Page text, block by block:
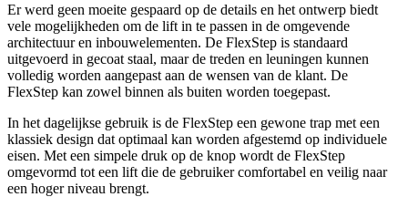
Er werd geen moeite gespaard op de details en het ontwerp biedt
vele mogelijkheden om de lift in te passen in de omgevende
architectuur en inbouwelementen. De FlexStep is standaard
uitgevoerd in gecoat staal, maar de treden en leuningen kunnen
volledig worden aangepast aan de wensen van de klant. De
FlexStep kan zowel binnen als buiten worden toegepast.
In het dagelijkse gebruik is de FlexStep een gewone trap met een
klassiek design dat optimaal kan worden afgestemd op individuele
eisen. Met een simpele druk op de knop wordt de FlexStep
omgevormd tot een lift die de gebruiker comfortabel en veilig naar
een hoger niveau brengt.